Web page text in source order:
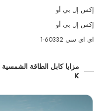
إكس إل بي أو
إكس إل بي أو
اي اي سي 60332-1
K